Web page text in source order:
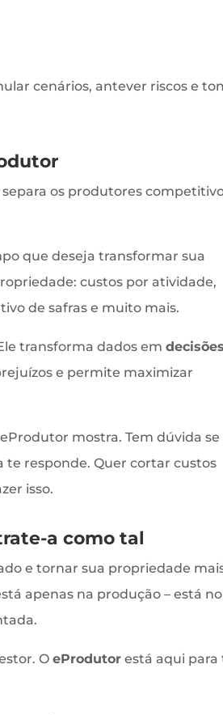
cenários, antever riscos e
os produtores
que deseja transformar sua
custos por atividade,
de safras e muito mais.
transforma dados emdecisões
e permite maximizar
mostra. Tem dúvida se
te responde. Quer cortar custos
isso.
a como tal
e tornar sua propriedade
apenas na produção – está no
OeProdutor está aqui para